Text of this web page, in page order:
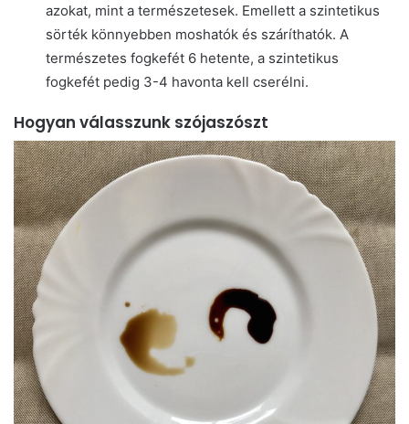
azokat, mint a természetesek. Emellett a szintetikus
sörték könnyebben moshatók és száríthatók. A
természetes fogkefét 6 hetente, a szintetikus
fogkefét pedig 3-4 havonta kell cserélni.
Hogyan válasszunk szójaszószt